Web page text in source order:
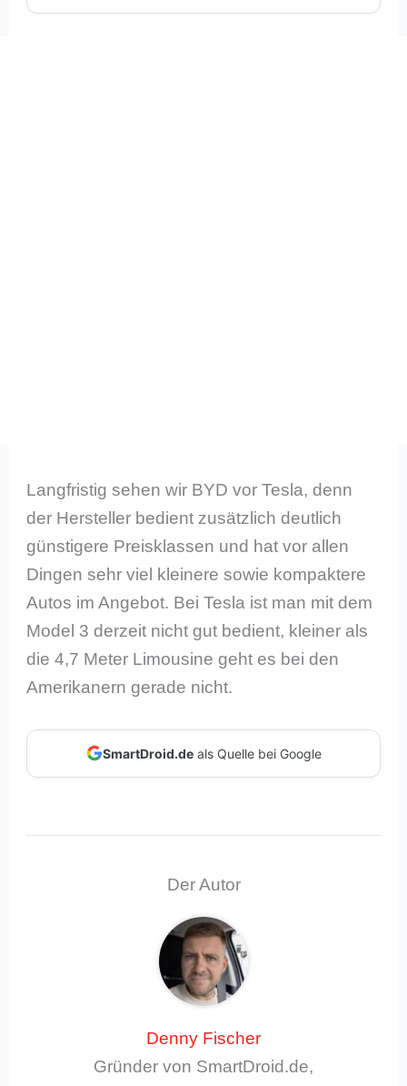
Langfristig sehen wir BYD vor Tesla, denn
der Hersteller bedient zusätzlich deutlich
günstigere Preisklassen und hat vor allen
Dingen sehr viel kleinere sowie kompaktere
Autos im Angebot. Bei Tesla ist man mit dem
Model 3 derzeit nicht gut bedient, kleiner als
die 4,7 Meter Limousine geht es bei den
Amerikanern gerade nicht.
SmartDroid.deals Quelle bei Google
Der Autor
Denny Fischer
Gründer von SmartDroid.de,